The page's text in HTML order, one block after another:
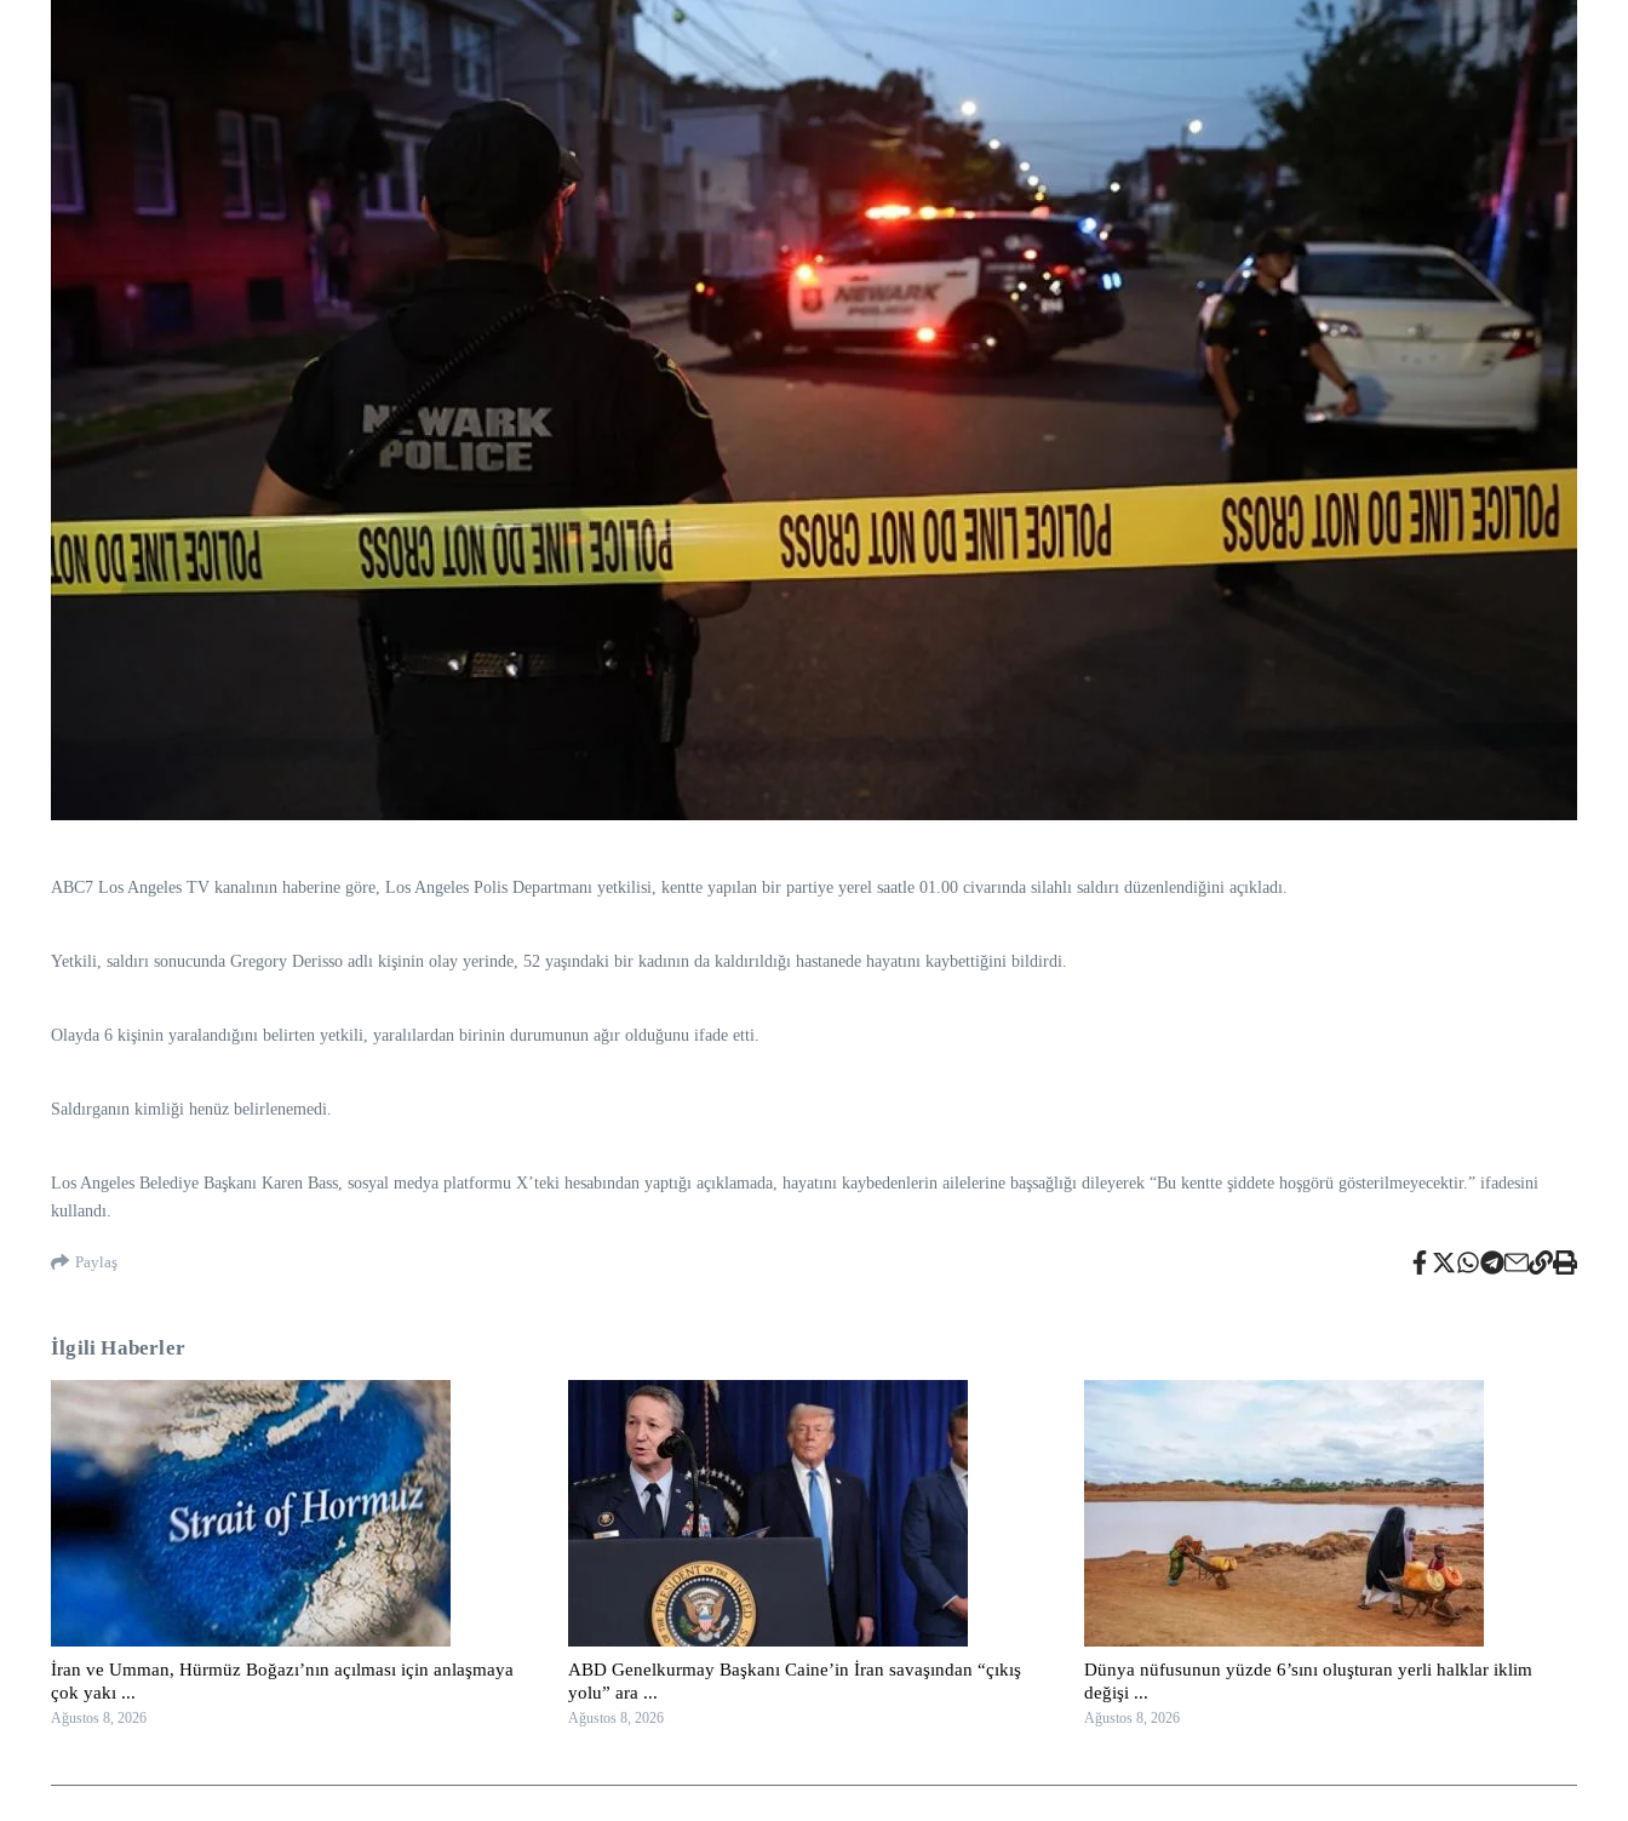
ABC7 Los Angeles TV kanalının haberine göre, Los Angeles Polis Departmanı yetkilisi, kentte yapılan bir partiye yerel saatle 01.00 civarında silahlı saldırı düzenlendiğini açıkladı.
Yetkili, saldırı sonucunda Gregory Derisso adlı kişinin olay yerinde, 52 yaşındaki bir kadının da kaldırıldığı hastanede hayatını kaybettiğini bildirdi.
Olayda 6 kişinin yaralandığını belirten yetkili, yaralılardan birinin durumunun ağır olduğunu ifade etti.
Saldırganın kimliği henüz belirlenemedi.
Los Angeles Belediye Başkanı Karen Bass, sosyal medya platformu X’teki hesabından yaptığı açıklamada, hayatını kaybedenlerin ailelerine başsağlığı dileyerek “Bu kentte şiddete hoşgörü gösterilmeyecektir.” ifadesini
kullandı.
Paylaş
İlgili Haberler
İran ve Umman, Hürmüz Boğazı’nın açılması için anlaşmaya
çok yakı ...
Ağustos 8, 2026
ABD Genelkurmay Başkanı Caine’in İran savaşından “çıkış
yolu” ara ...
Ağustos 8, 2026
Dünya nüfusunun yüzde 6’sını oluşturan yerli halklar iklim
değişi ...
Ağustos 8, 2026